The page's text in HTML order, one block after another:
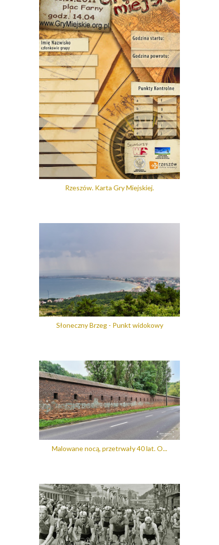
Rzeszów. Karta Gry Miejskiej.
Słoneczny Brzeg - Punkt widokowy
Malowane nocą, przetrwały 40 lat. O...